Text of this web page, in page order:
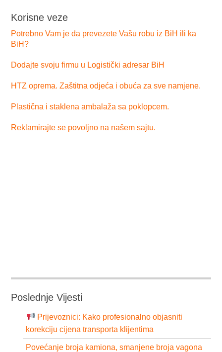
Korisne veze
Potrebno Vam je da prevezete Vašu robu iz BiH ili ka
BiH?
Dodajte svoju firmu u Logistički adresar BiH
HTZ oprema. Zaštitna odjeća i obuća za sve namjene.
Plastična i staklena ambalaža sa poklopcem.
Reklamirajte se povoljno na našem sajtu.
Poslednje Vijesti
Prijevoznici: Kako profesionalno objasniti
korekciju cijena transporta klijentima
Povećanje broja kamiona, smanjene broja vagona